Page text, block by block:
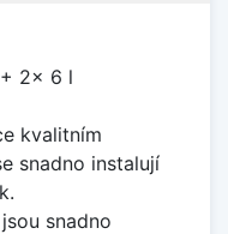
2x 6 l
kvalitním
snadno instalují
snadno